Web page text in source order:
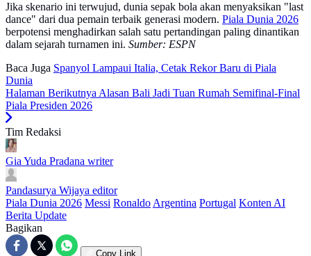
Jika skenario ini terwujud, dunia sepak bola akan menyaksikan "last
dance" dari dua pemain terbaik generasi modern. Piala Dunia 2026
berpotensi menghadirkan salah satu pertandingan paling dinantikan
dalam sejarah turnamen ini. Sumber: ESPN
Baca Juga Spanyol Lampaui Italia, Cetak Rekor Baru di Piala
Dunia
Halaman Berikutnya Alasan Bali Jadi Tuan Rumah Semifinal-Final
Piala Presiden 2026
Tim Redaksi
Gia Yuda Pradana writer
Pandasurya Wijaya editor
Piala Dunia 2026 Messi Ronaldo Argentina Portugal Konten AI
Berita Update
Bagikan
Copy Link